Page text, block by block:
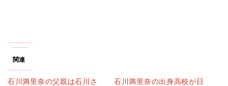
関連
石川満里奈の父親は石川さ
石川満里奈の出身高校が日